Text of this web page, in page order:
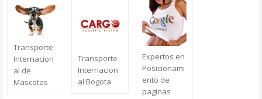
Transporte
Internacion
al de
Mascotas
Transporte
Internacion
al Bogota
Expertos en
Posicionami
ento de
paginas